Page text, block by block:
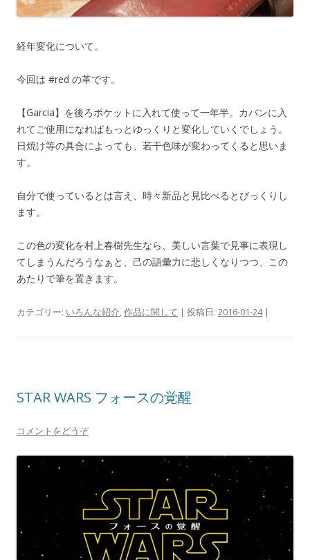
経年変化について。
今回は #red の革です。
【Garcia】を後ろポケットに入れて使って一年半。カバンに入
れてご使用になればもっとゆっくりと変化していくでしょう。
日焼け等の具合によっても、若干色味が変わってくると思いま
す。
自分で使っているとは言え、時々新品と見比べるとびっくりし
ます。
この色の変化を村上春樹先生なら、美しい言葉で見事に表現し
てしまうんだろうなぁと、己の語彙力に悲しくなりつつ、この
あたりで筆を置きます。
カテゴリー: いろんな紹介,作品に関して | 投稿日: 2016-01-24|
STAR WARS フォースの覚醒
コメントをどうぞ